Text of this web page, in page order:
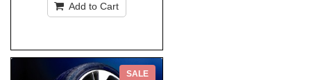
Add to Cart
SALE